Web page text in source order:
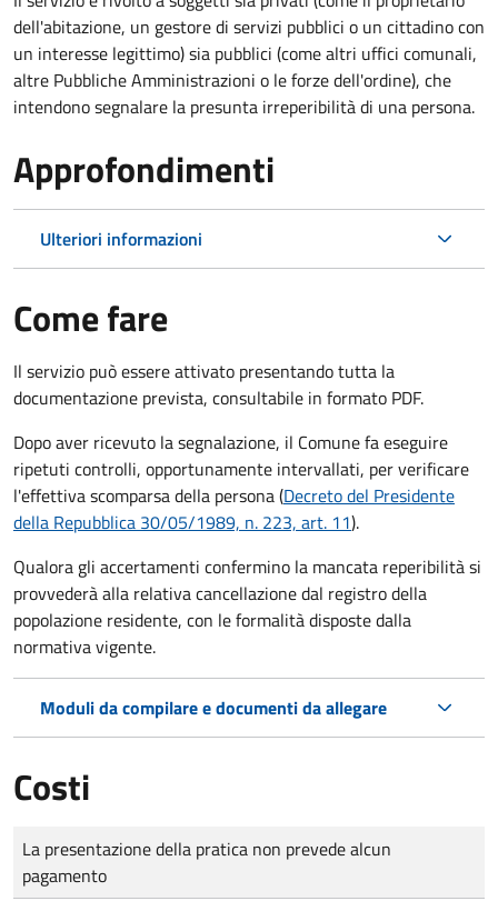
dell'abitazione, un gestore di servizi pubblici o un cittadino con
un interesse legittimo) sia pubblici (come altri uffici comunali,
altre Pubbliche Amministrazioni o le forze dell'ordine), che
intendono segnalare la presunta irreperibilità di una persona.
Approfondimenti
Ulteriori informazioni
Come fare
Il servizio può essere attivato presentando tutta la
documentazione prevista, consultabile in formato PDF.
Dopo aver ricevuto la segnalazione, il Comune fa eseguire
ripetuti controlli, opportunamente intervallati, per verificare
l'effettiva scomparsa della persona (Decreto del Presidente
della Repubblica 30/05/1989, n. 223, art. 11).
Qualora gli accertamenti confermino la mancata reperibilità si
provvederà alla relativa cancellazione dal registro della
popolazione residente, con le formalità disposte dalla
normativa vigente.
Moduli da compilare e documenti da allegare
Costi
Tipo di pagamento
Importo
La presentazione della pratica non prevede alcun
pagamento